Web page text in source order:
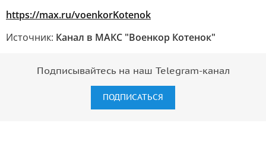
https://max.ru/voenkorKotenok
Источник: Канал в МАКС "Военкор Котенок"
Подписывайтесь на наш Telegram-канал
ПОДПИСАТЬСЯ